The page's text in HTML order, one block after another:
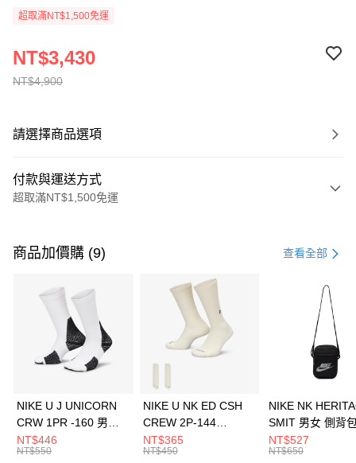
超取滿NT$1,500免運
NT$4,900
NT$3,430
請選擇商品選項
付款與運送方式
超取滿NT$1,500免運
信用卡一次付款
3 期 0 利率 每期 21家銀行
合作金庫商業銀行
第一商業銀行
華南商業銀行
彰化商業銀行
上海商業儲蓄銀行
元大商業銀行
Apple Pay
全盈+PAY
AFTEE先享後付
商品加價購 (9) 查看全部
NIKE U J UNICORN
CRW 1PR -160 男女
中統襪 FZ3393100
NT$446
NT$550
NIKE U NK ED CSH
CREW 2P-144
EMBRDY 男女 短統襪
FZ3073133
NT$365
NT$450
NIKE NK
SMIT 男女 側背
BA5871010
NT$527
NT$650